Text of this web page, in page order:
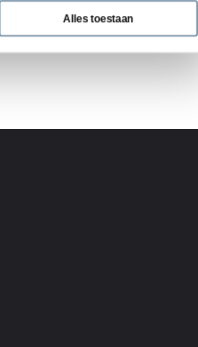
Alles toestaan